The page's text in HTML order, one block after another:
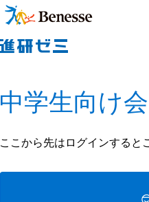
中学生向け
ここから先はログインすると